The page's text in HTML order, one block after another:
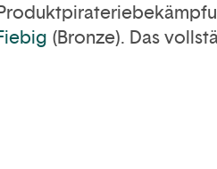
(Bronze). Das